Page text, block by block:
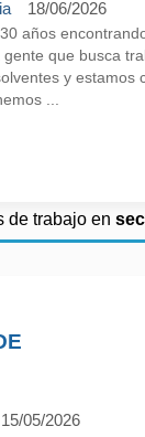
18/06/2026
años
que busca
y estamos
...
de trabajo en
15/05/2026